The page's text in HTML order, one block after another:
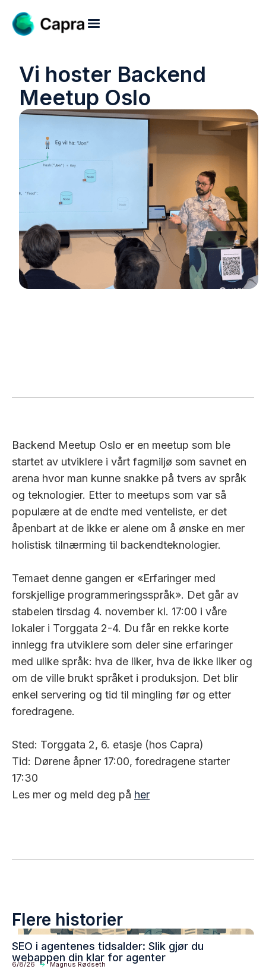
Vi hoster Backend
Meetup Oslo
Backend Meetup Oslo er en meetup som ble
startet av utviklere i vårt fagmiljø som savnet en
arena hvor man kunne snakke på tvers av språk
og teknologier. Etter to meetups som var så
populære at de endte med venteliste, er det
åpenbart at de ikke er alene om å ønske en mer
holistisk tilnærming til backendteknologier.
Temaet denne gangen er «Erfaringer med
forskjellige programmeringsspråk». Det går av
stabelen tirsdag 4. november kl. 17:00 i våre
lokaler i Torggata 2-4. Du får en rekke korte
innlegg fra utviklere som deler sine erfaringer
med ulike språk: hva de liker, hva de ikke liker og
om de ville brukt språket i produksjon. Det blir
enkel servering og tid til mingling før og etter
foredragene.
Sted: Torggata 2, 6. etasje (hos Capra)
Tid: Dørene åpner 17:00, foredragene starter
17:30
Les mer og meld deg på her
Flere historier
SEO i agentenes tidsalder: Slik gjør du
webappen din klar for agenter
6/8/26 -> Magnus Rødseth